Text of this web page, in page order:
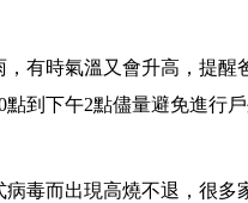
有時氣溫又會升高，提
到下午2點儘量避免進行
毒而出現高燒不退，很